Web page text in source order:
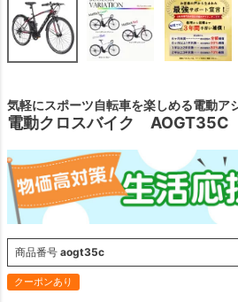
気軽にスポーツ自転車を楽しめる電動ア
電動クロスバイク AOGT35C
商品番号 aogt35c
クーポンあり